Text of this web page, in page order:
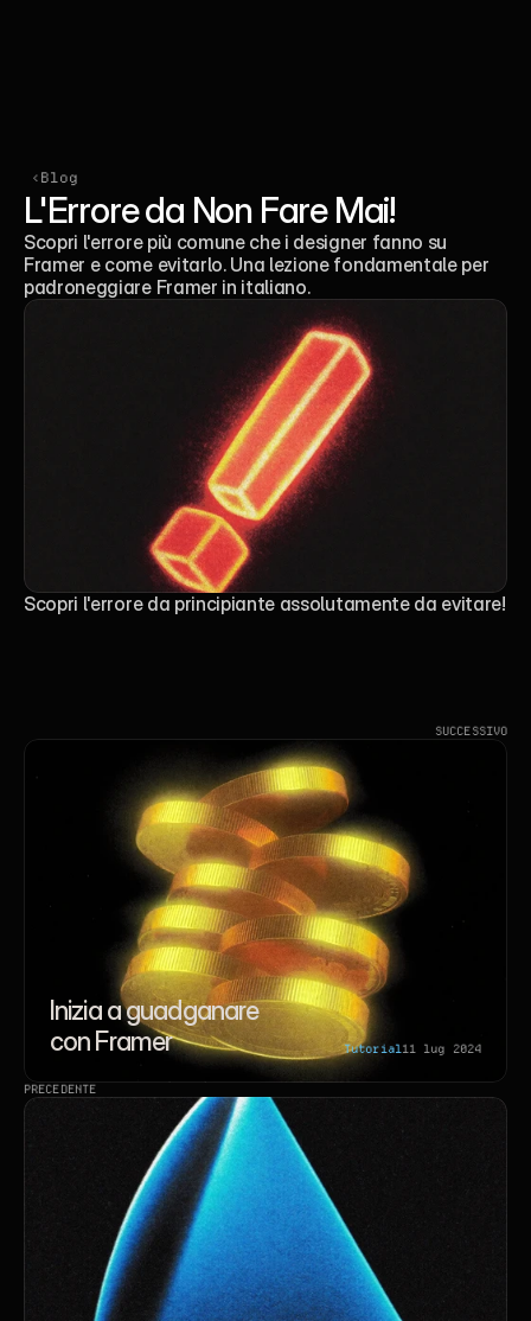
‹Blog
L'Errore da Non Fare Mai!
Scopri l'errore più comune che i designer fanno su
Framer e come evitarlo. Una lezione fondamentale per
padroneggiare Framer in italiano.
Scopri l'errore da principiante assolutamente da evitare!
PRECEDENTE
SUCCESSIVO
Inizia a guadganare
con Framer
Tutorial11 lug 2024